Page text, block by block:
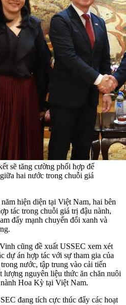
sẽ tăng cường phối hợp để
hai nước trong chuỗi giá
hiện diện tại Việt Nam, hai bên
tác trong chuỗi giá trị đậu nành,
đẩy mạnh chuyển đổi xanh và
cũng đề xuất USSEC xem xét
dự án hợp tác với sự tham gia của
nước, tập trung vào cải tiến
lượng nguyên liệu thức ăn chăn nuôi
Hoa Kỳ tại Việt Nam.
đang tích cực thúc đẩy các hoạt